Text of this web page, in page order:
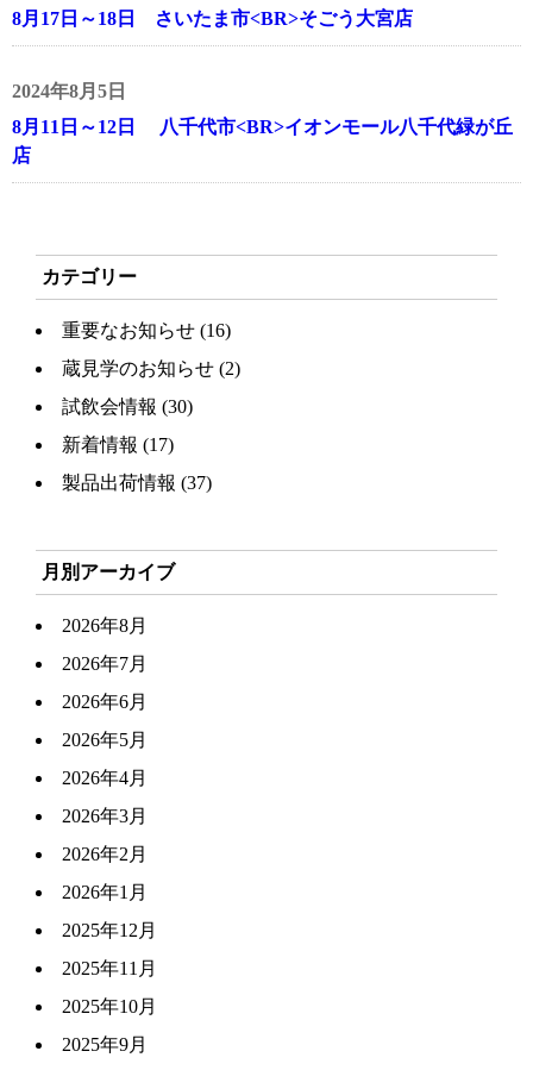
カテゴリー
重要なお知らせ (16)
蔵見学のお知らせ (2)
試飲会情報 (30)
新着情報 (17)
製品出荷情報 (37)
月別アーカイブ
2026年8月
2026年7月
2026年6月
2026年5月
2026年4月
2026年3月
2026年2月
2026年1月
2025年12月
2025年11月
2025年10月
2025年9月
8月17日～18日 さいたま市<BR>そごう大宮店
2024年8月5日
8月11日～12日 八千代市<BR>イオンモール八千代緑が丘
店